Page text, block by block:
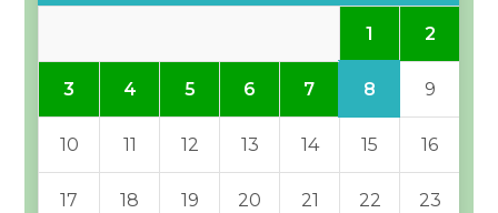
1 2
3 4 5 6 7 8 9
10 11 12 13 14 15 16
17 18 19 20 21 22 23